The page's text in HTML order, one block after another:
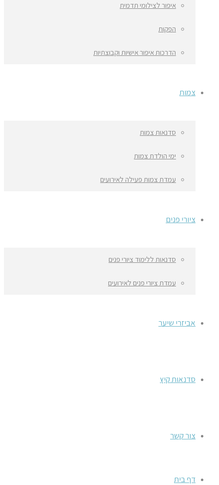
איפור לצילומי תדמית
הפקות
הדרכות איפור אישיות וקבוצתיות
צמות
סדנאות צמות
ימי הולדת צמות
עמדת צמות פעילה לאירועים
ציורי פנים
סדנאות ללימוד ציורי פנים
עמדת ציורי פנים לאירועים
אביזרי שיער
סדנאות קיץ
צור קשר
דף בית